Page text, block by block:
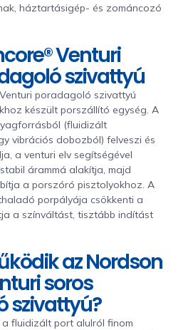
háztartásigép- és zománcozó
Venturi
szivattyú
poradagoló szivattyú
készült porszállító egység. A
(fluidizált
vibrációs dobozból) felveszi és
a venturi elv segítségével
árammá alakítja, majd
a porszóró pisztolyokhoz. A
porpályája csökkenti a
a színváltást, tisztább indítást
az Nordson
soros
szivattyú?
a fluidizált port alulról finom